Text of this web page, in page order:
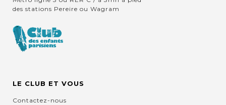
des stations Pereire ou Wagram
LE CLUB ET VOUS
Contactez-nous